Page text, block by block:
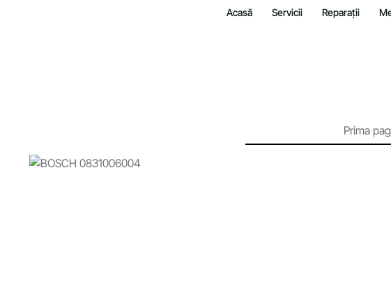
Acasă Servicii Reparații
Prima